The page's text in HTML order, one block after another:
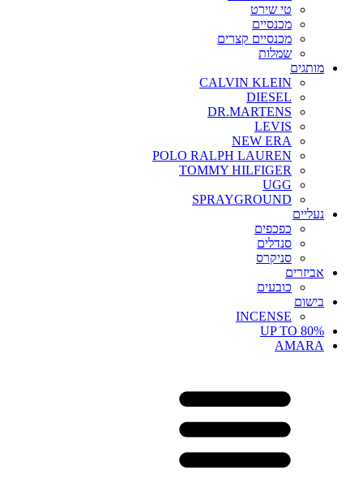
טי שירט
מכנסיים
מכנסיים קצרים
שמלות
מותגים
CALVIN KLEIN
DIESEL
DR.MARTENS
LEVIS
NEW ERA
POLO RALPH LAUREN
TOMMY HILFIGER
UGG
SPRAYGROUND
נעליים
כפכפים
סנדלים
סניקרס
אביזרים
כובעים
בישום
INCENSE
UP TO 80%
AMARA